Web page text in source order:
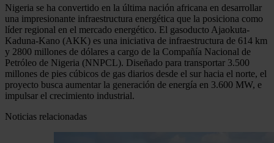
Nigeria se ha convertido en la última nación africana en desarrollar
una impresionante infraestructura energética que la posiciona como
líder regional en el mercado energético. El gasoducto Ajaokuta-
Kaduna-Kano (AKK) es una iniciativa de infraestructura de 614 km
y 2800 millones de dólares a cargo de la Compañía Nacional de
Petróleo de Nigeria (NNPCL). Diseñado para transportar 3.500
millones de pies cúbicos de gas diarios desde el sur hacia el norte, el
proyecto busca aumentar la generación de energía en 3.600 MW, e
impulsar el crecimiento industrial.
Noticias relacionadas